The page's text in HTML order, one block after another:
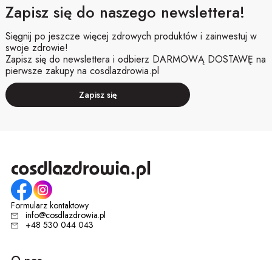
Zapisz się do naszego newslettera!
Sięgnij po jeszcze więcej zdrowych produktów i zainwestuj w
swoje zdrowie!
Zapisz się do newslettera i odbierz DARMOWĄ DOSTAWĘ na
pierwsze zakupy na cosdlazdrowia.pl
Zapisz się
Formularz kontaktowy
info@cosdlazdrowia.pl
+48 530 044 043